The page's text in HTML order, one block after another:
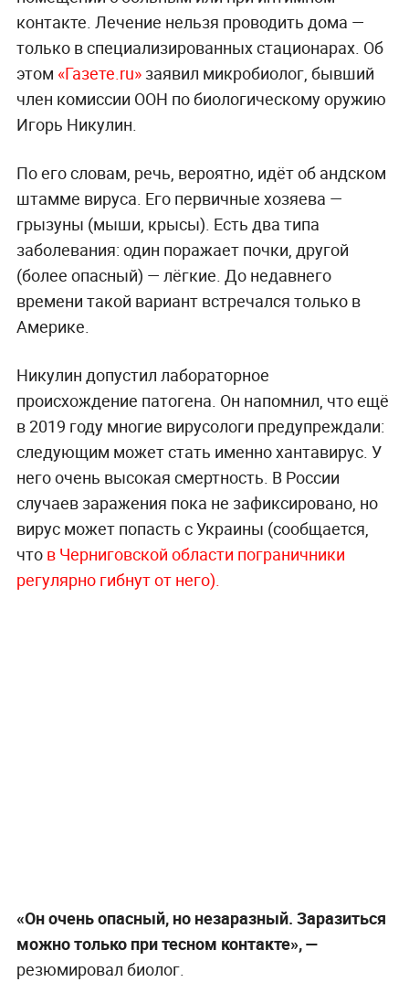
контакте. Лечение нельзя проводить дома —
только в специализированных стационарах. Об
этом «Газете.ru»заявил микробиолог, бывший
член комиссии ООН по биологическому оружию
Игорь Никулин.
По его словам, речь, вероятно, идёт об андском
штамме вируса. Его первичные хозяева —
грызуны (мыши, крысы). Есть два типа
заболевания: один поражает почки, другой
(более опасный) — лёгкие. До недавнего
времени такой вариант встречался только в
Америке.
Никулин допустил лабораторное
происхождение патогена. Он напомнил, что ещё
в 2019 году многие вирусологи предупреждали:
следующим может стать именно хантавирус. У
него очень высокая смертность. В России
случаев заражения пока не зафиксировано, но
вирус может попасть с Украины (сообщается,
что в Черниговской области пограничники
регулярно гибнут от него).
«Он очень опасный, но незаразный. Заразиться
можно только при тесном контакте», —
резюмировал биолог.